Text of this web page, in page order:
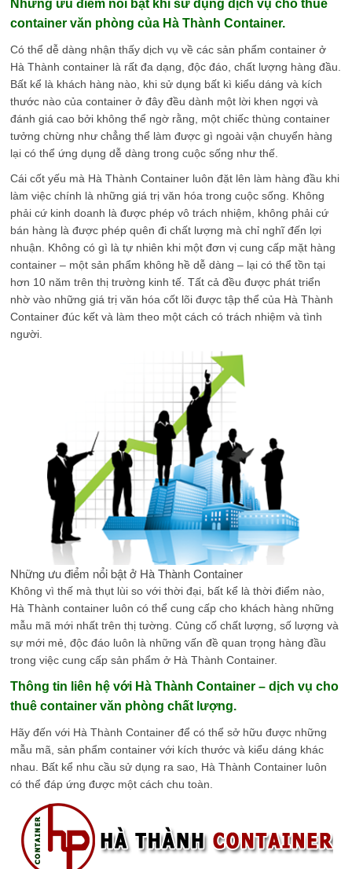
Những ưu điểm nổi bật khi sử dụng dịch vụ cho thuê
container văn phòng của Hà Thành Container.
Có thể dễ dàng nhận thấy dịch vụ về các sản phẩm container ở
Hà Thành container là rất đa dạng, độc đáo, chất lượng hàng đầu.
Bất kể là khách hàng nào, khi sử dụng bất kì kiểu dáng và kích
thước nào của container ở đây đều dành một lời khen ngợi và
đánh giá cao bởi không thể ngờ rằng, một chiếc thùng container
tưởng chừng như chẳng thể làm được gì ngoài vận chuyển hàng
lại có thể ứng dụng dễ dàng trong cuộc sống như thế.
Cái cốt yếu mà Hà Thành Container luôn đặt lên làm hàng đầu khi
làm việc chính là những giá trị văn hóa trong cuộc sống. Không
phải cứ kinh doanh là được phép vô trách nhiệm, không phải cứ
bán hàng là được phép quên đi chất lượng mà chỉ nghĩ đến lợi
nhuận. Không có gì là tự nhiên khi một đơn vị cung cấp mặt hàng
container – một sản phẩm không hề dễ dàng – lại có thể tồn tại
hơn 10 năm trên thị trường kinh tế. Tất cả đều được phát triển
nhờ vào những giá trị văn hóa cốt lõi được tập thể của Hà Thành
Container đúc kết và làm theo một cách có trách nhiệm và tình
người.
Những ưu điểm nổi bật ở Hà Thành Container
Không vì thế mà thụt lùi so với thời đại, bất kể là thời điểm nào,
Hà Thành container luôn có thể cung cấp cho khách hàng những
mẫu mã mới nhất trên thị tường. Củng cố chất lượng, số lượng và
sự mới mẻ, độc đáo luôn là những vấn đề quan trọng hàng đầu
trong việc cung cấp sản phẩm ở Hà Thành Container.
Thông tin liên hệ với Hà Thành Container – dịch vụ cho
thuê container văn phòng chất lượng.
Hãy đến với Hà Thành Container để có thể sở hữu được những
mẫu mã, sản phẩm container với kích thước và kiểu dáng khác
nhau. Bất kể nhu cầu sử dụng ra sao, Hà Thành Container luôn
có thể đáp ứng được một cách chu toàn.